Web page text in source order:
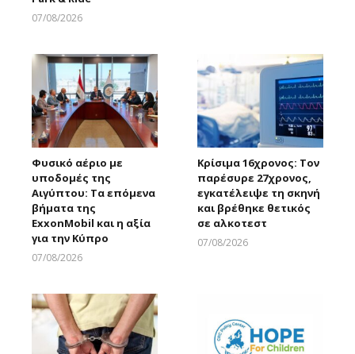
07/08/2026
Φυσικό αέριο με
υποδομές της
Αιγύπτου: Τα επόμενα
βήματα της
ExxonMobil και η αξία
για την Κύπρο
07/08/2026
Κρίσιμα 16χρονος: Τον
παρέσυρε 27χρονος,
εγκατέλειψε τη σκηνή
και βρέθηκε θετικός
σε αλκοτεστ
07/08/2026